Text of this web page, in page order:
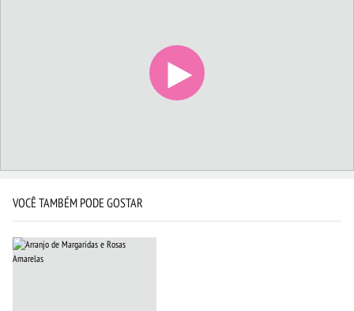
VOCÊ TAMBÉM PODE GOSTAR